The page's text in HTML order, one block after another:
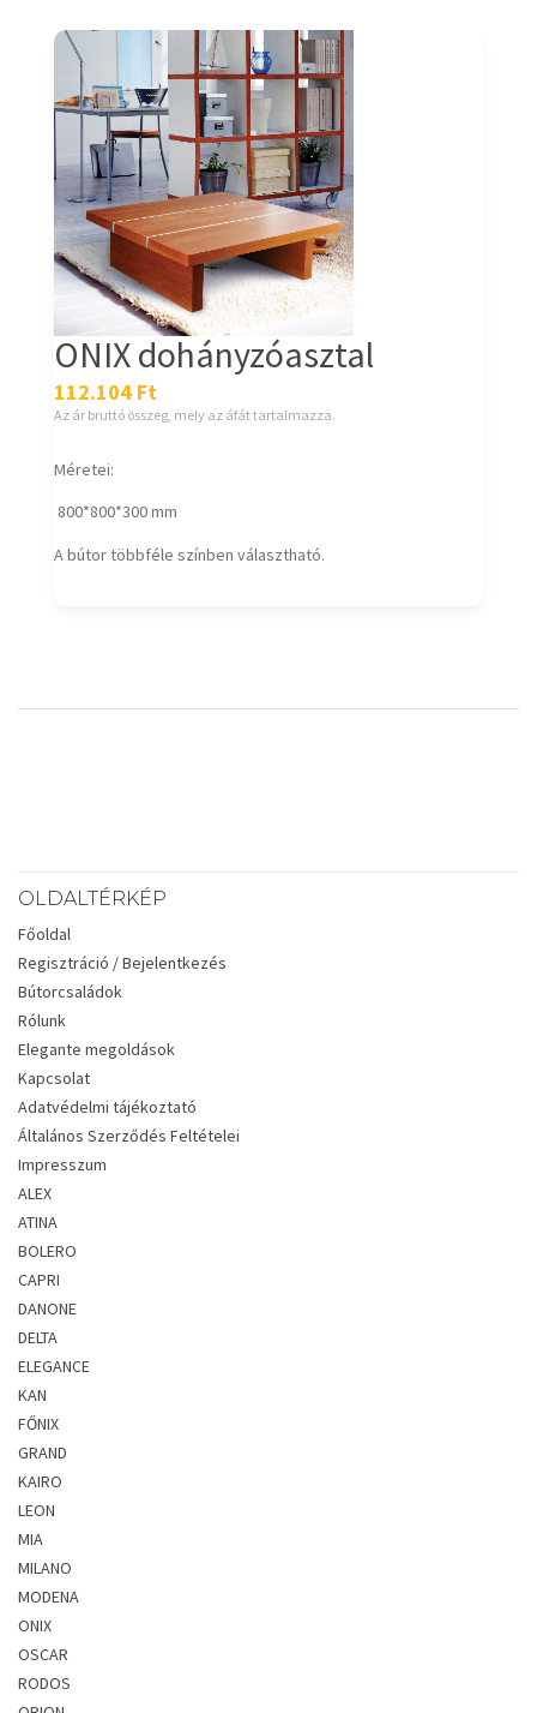
ONIX dohányzóasztal
112.104 Ft
Az ár bruttó összeg, mely az áfát tartalmazza.
Méretei:
800*800*300 mm
A bútor többféle színben választható.
OLDALTÉRKÉP
Főoldal
Regisztráció / Bejelentkezés
Bútorcsaládok
Rólunk
Elegante megoldások
Kapcsolat
Adatvédelmi tájékoztató
Általános Szerződés Feltételei
Impresszum
ALEX
ATINA
BOLERO
CAPRI
DANONE
DELTA
ELEGANCE
KAN
FŐNIX
GRAND
KAIRO
LEON
MIA
MILANO
MODENA
ONIX
OSCAR
RODOS